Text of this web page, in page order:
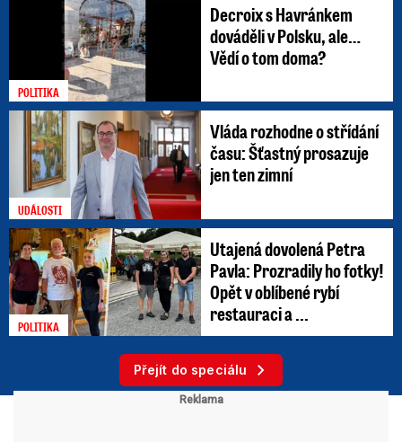
POLITIKA
Decroix s Havránkem
dováděli v Polsku, ale…
Vědí o tom doma?
UDÁLOSTI
Vláda rozhodne o střídání
času: Šťastný prosazuje
jen ten zimní
POLITIKA
Utajená dovolená Petra
Pavla: Prozradily ho fotky!
Opět v oblíbené rybí
restauraci a ...
Přejít do speciálu